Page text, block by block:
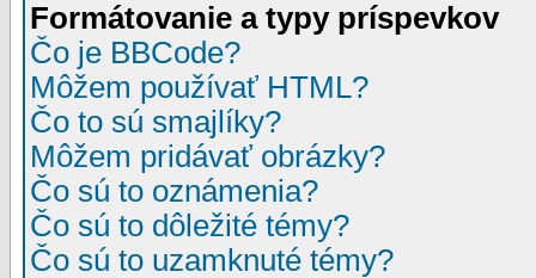
Formátovanie a typy príspevkov
Čo je BBCode?
Môžem používať HTML?
Čo to sú smajlíky?
Môžem pridávať obrázky?
Čo sú to oznámenia?
Čo sú to dôležité témy?
Čo sú to uzamknuté témy?